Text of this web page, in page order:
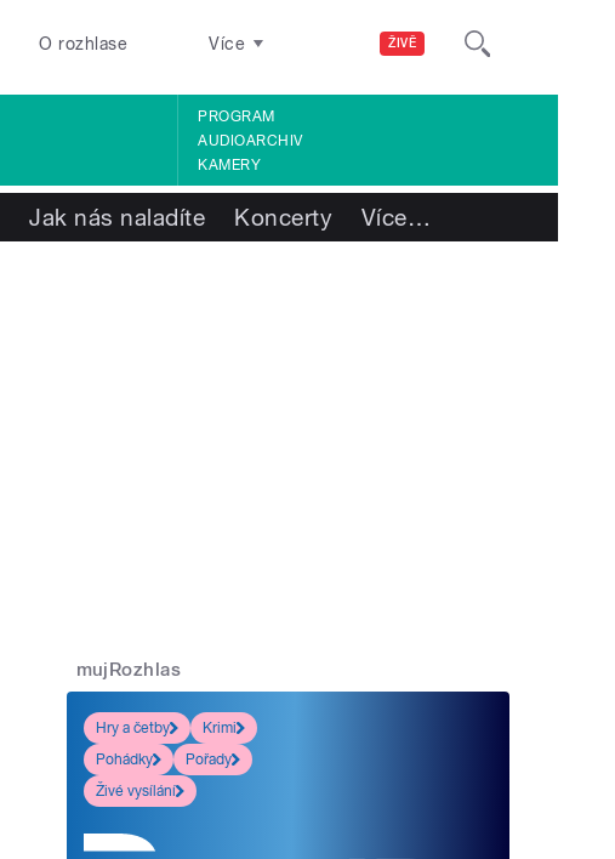
ŽIVĚ
O rozhlase Více
PROGRAM
AUDIOARCHIV
KAMERY
Jak nás naladíte Koncerty Více…
mujRozhlas
Hry a četby
Krimi
Pohádky
Pořady
Živé vysílání